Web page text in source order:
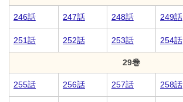
246話 247話 248話 249話
251話 252話 253話 254話
29巻
255話 256話 257話 258話